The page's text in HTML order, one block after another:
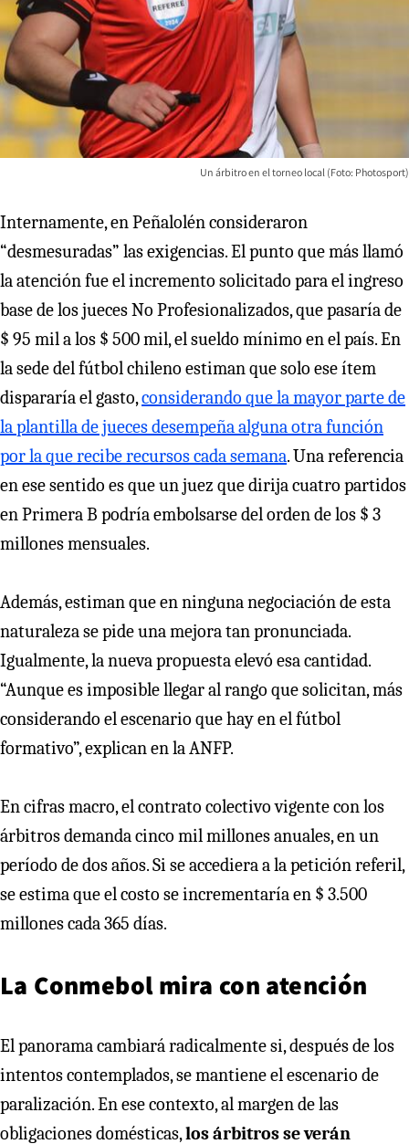
Un árbitro en el torneo local (Foto: Photosport)
Internamente, en Peñalolén consideraron
“desmesuradas” las exigencias. El punto que más llamó
la atención fue el incremento solicitado para el ingreso
base de los jueces No Profesionalizados, que pasaría de
$ 95 mil a los $ 500 mil, el sueldo mínimo en el país. En
la sede del fútbol chileno estiman que solo ese ítem
dispararía el gasto,considerando que la mayor parte de
la plantilla de jueces desempeña alguna otra función
por la que recibe recursos cada semana. Una referencia
en ese sentido es que un juez que dirija cuatro partidos
en Primera B podría embolsarse del orden de los $ 3
millones mensuales.
Además, estiman que en ninguna negociación de esta
naturaleza se pide una mejora tan pronunciada.
Igualmente, la nueva propuesta elevó esa cantidad.
“Aunque es imposible llegar al rango que solicitan, más
considerando el escenario que hay en el fútbol
formativo”, explican en la ANFP.
En cifras macro, el contrato colectivo vigente con los
árbitros demanda cinco mil millones anuales, en un
período de dos años. Si se accediera a la petición referil,
se estima que el costo se incrementaría en $ 3.500
millones cada 365 días.
La Conmebol mira con atención
El panorama cambiará radicalmente si, después de los
intentos contemplados, se mantiene el escenario de
paralización. En ese contexto, al margen de las
obligaciones domésticas,los árbitros se verán